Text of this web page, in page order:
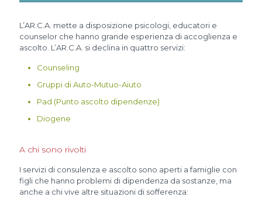
L’AR.C.A. mette a disposizione psicologi, educatori e
counselor che hanno grande esperienza di accoglienza e
ascolto. L’AR.C.A. si declina in quattro servizi:
Counseling
Gruppi di Auto-Mutuo-Aiuto
Pad (Punto ascolto dipendenze)
Diogene
A chi sono rivolti
I servizi di consulenza e ascolto sono aperti a famiglie con
figli che hanno problemi di dipendenza da sostanze, ma
anche a chi vive altre situazioni di sofferenza: